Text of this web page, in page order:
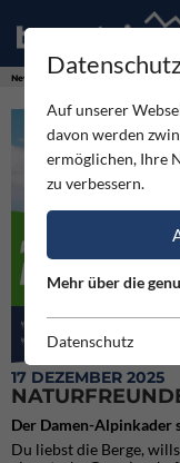
News
17 DEZEMBER 2025
Der Damen-Alpinkader
Du liebst die Berge,
Auf unserer
davon werden
ermöglichen, Ihre
zu verbessern.
Mehr über die
Datenschutz